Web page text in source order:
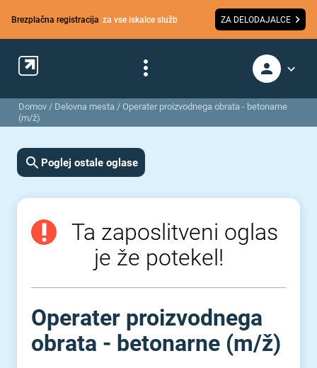
Brezplačna registracija za vse iskalce služb ZA DELODAJALCE
Domov / Delovna mesta / Operater proizvodnega obrata - betonarne
(m/ž)
Poglej ostale oglase
Ta zaposlitveni oglas
je že potekel!
Operater proizvodnega
obrata - betonarne (m⁠/⁠ž)